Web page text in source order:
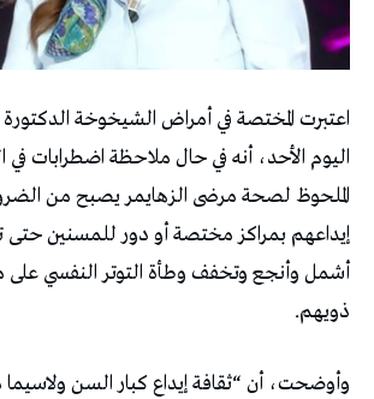
اعتبرت المختصة في أمراض الشيخوخة
اليوم الأحد، أنه في حال ملاحظة اضطرابات في
الملحوظ لصحة مرضى الزهايمر يصبح من
إيداعهم بمراكز مختصة أو دور للمسنين حتى
أشمل وأنجع وتخفف وطأة التوتر النفسي على
ذويهم.
وأوضحت، أن “ثقافة إيداع كبار السن ولاسيما